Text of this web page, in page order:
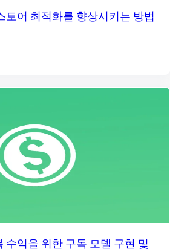
토어 최적화를 향상시키는 방법
수익을 위한 구독 모델 구현 및